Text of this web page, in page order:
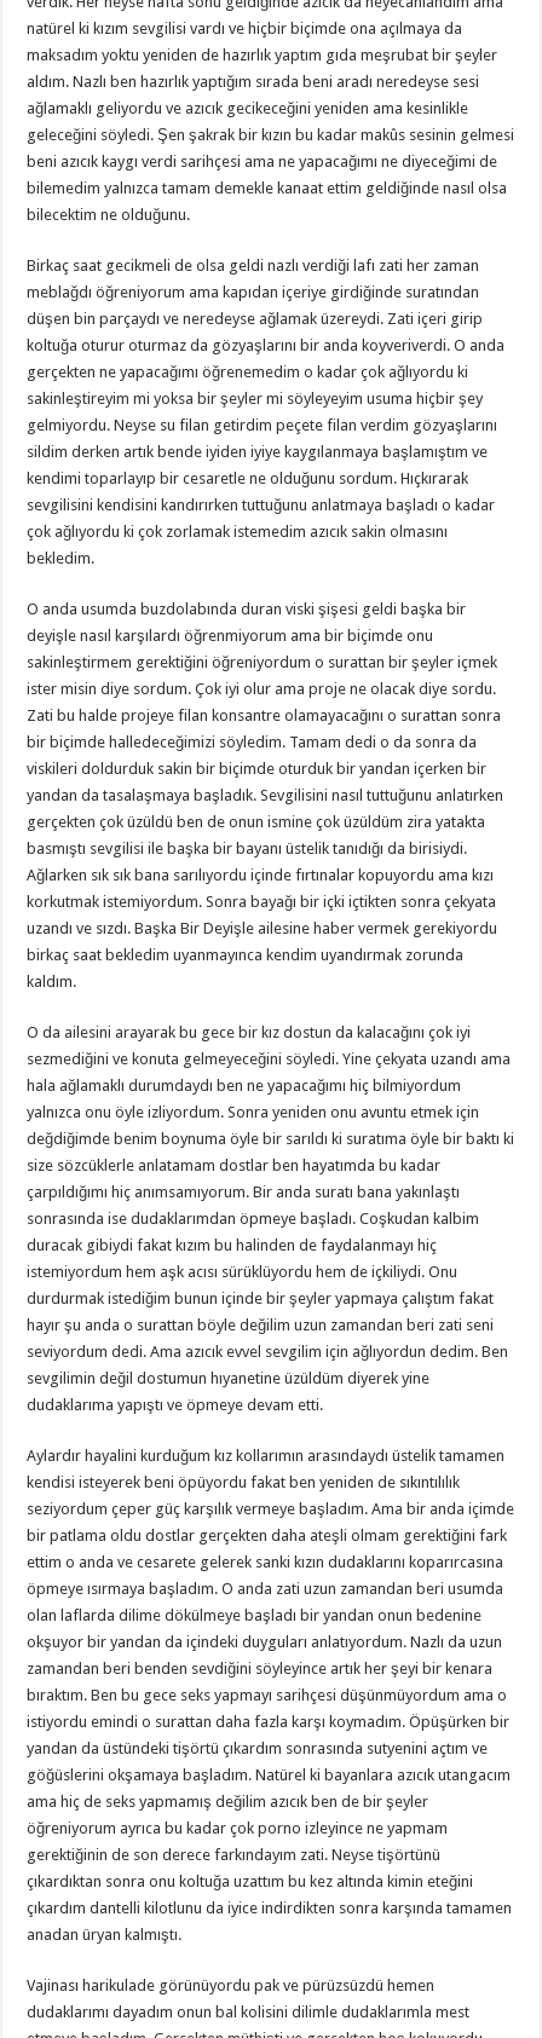
natürel ki kızım sevgilisi vardı ve hiçbir biçimde ona açılmaya da
maksadım yoktu yeniden de hazırlık yaptım gıda meşrubat bir şeyler
aldım. Nazlı ben hazırlık yaptığım sırada beni aradı neredeyse sesi
ağlamaklı geliyordu ve azıcık gecikeceğini yeniden ama kesinlikle
geleceğini söyledi. Şen şakrak bir kızın bu kadar makûs sesinin gelmesi
beni azıcık kaygı verdi sarihçesi ama ne yapacağımı ne diyeceğimi de
bilemedim yalnızca tamam demekle kanaat ettim geldiğinde nasıl olsa
bilecektim ne olduğunu.
Birkaç saat gecikmeli de olsa geldi nazlı verdiği lafı zati her zaman
meblağdı öğreniyorum ama kapıdan içeriye girdiğinde suratından
düşen bin parçaydı ve neredeyse ağlamak üzereydi. Zati içeri girip
koltuğa oturur oturmaz da gözyaşlarını bir anda koyveriverdi. O anda
gerçekten ne yapacağımı öğrenemedim o kadar çok ağlıyordu ki
sakinleştireyim mi yoksa bir şeyler mi söyleyeyim usuma hiçbir şey
gelmiyordu. Neyse su filan getirdim peçete filan verdim gözyaşlarını
sildim derken artık bende iyiden iyiye kaygılanmaya başlamıştım ve
kendimi toparlayıp bir cesaretle ne olduğunu sordum. Hıçkırarak
sevgilisini kendisini kandırırken tuttuğunu anlatmaya başladı o kadar
çok ağlıyordu ki çok zorlamak istemedim azıcık sakin olmasını
bekledim.
O anda usumda buzdolabında duran viski şişesi geldi başka bir
deyişle nasıl karşılardı öğrenmiyorum ama bir biçimde onu
sakinleştirmem gerektiğini öğreniyordum o surattan bir şeyler içmek
ister misin diye sordum. Çok iyi olur ama proje ne olacak diye sordu.
Zati bu halde projeye filan konsantre olamayacağını o surattan sonra
bir biçimde halledeceğimizi söyledim. Tamam dedi o da sonra da
viskileri doldurduk sakin bir biçimde oturduk bir yandan içerken bir
yandan da tasalaşmaya başladık. Sevgilisini nasıl tuttuğunu anlatırken
gerçekten çok üzüldü ben de onun ismine çok üzüldüm zira yatakta
basmıştı sevgilisi ile başka bir bayanı üstelik tanıdığı da birisiydi.
Ağlarken sık sık bana sarılıyordu içinde fırtınalar kopuyordu ama kızı
korkutmak istemiyordum. Sonra bayağı bir içki içtikten sonra çekyata
uzandı ve sızdı. Başka Bir Deyişle ailesine haber vermek gerekiyordu
birkaç saat bekledim uyanmayınca kendim uyandırmak zorunda
kaldım.
O da ailesini arayarak bu gece bir kız dostun da kalacağını çok iyi
sezmediğini ve konuta gelmeyeceğini söyledi. Yine çekyata uzandı ama
hala ağlamaklı durumdaydı ben ne yapacağımı hiç bilmiyordum
yalnızca onu öyle izliyordum. Sonra yeniden onu avuntu etmek için
değdiğimde benim boynuma öyle bir sarıldı ki suratıma öyle bir baktı ki
size sözcüklerle anlatamam dostlar ben hayatımda bu kadar
çarpıldığımı hiç anımsamıyorum. Bir anda suratı bana yakınlaştı
sonrasında ise dudaklarımdan öpmeye başladı. Coşkudan kalbim
duracak gibiydi fakat kızım bu halinden de faydalanmayı hiç
istemiyordum hem aşk acısı sürüklüyordu hem de içkiliydi. Onu
durdurmak istediğim bunun içinde bir şeyler yapmaya çalıştım fakat
hayır şu anda o surattan böyle değilim uzun zamandan beri zati seni
seviyordum dedi. Ama azıcık evvel sevgilim için ağlıyordun dedim. Ben
sevgilimin değil dostumun hıyanetine üzüldüm diyerek yine
dudaklarıma yapıştı ve öpmeye devam etti.
Aylardır hayalini kurduğum kız kollarımın arasındaydı üstelik tamamen
kendisi isteyerek beni öpüyordu fakat ben yeniden de sıkıntılılık
seziyordum çeper güç karşılık vermeye başladım. Ama bir anda içimde
bir patlama oldu dostlar gerçekten daha ateşli olmam gerektiğini fark
ettim o anda ve cesarete gelerek sanki kızın dudaklarını koparırcasına
öpmeye ısırmaya başladım. O anda zati uzun zamandan beri usumda
olan laflarda dilime dökülmeye başladı bir yandan onun bedenine
okşuyor bir yandan da içindeki duyguları anlatıyordum. Nazlı da uzun
zamandan beri benden sevdiğini söyleyince artık her şeyi bir kenara
bıraktım. Ben bu gece seks yapmayı sarihçesi düşünmüyordum ama o
istiyordu emindi o surattan daha fazla karşı koymadım. Öpüşürken bir
yandan da üstündeki tişörtü çıkardım sonrasında sutyenini açtım ve
göğüslerini okşamaya başladım. Natürel ki bayanlara azıcık utangacım
ama hiç de seks yapmamış değilim azıcık ben de bir şeyler
öğreniyorum ayrıca bu kadar çok porno izleyince ne yapmam
gerektiğinin de son derece farkındayım zati. Neyse tişörtünü
çıkardıktan sonra onu koltuğa uzattım bu kez altında kimin eteğini
çıkardım dantelli kilotlunu da iyice indirdikten sonra karşında tamamen
anadan üryan kalmıştı.
Vajinası harikulade görünüyordu pak ve pürüzsüzdü hemen
dudaklarımı dayadım onun bal kolisini dilimle dudaklarımla mest